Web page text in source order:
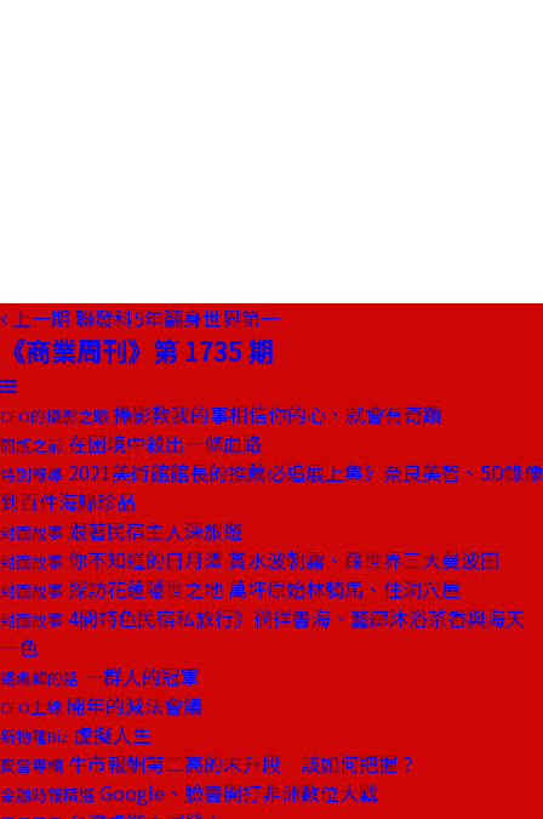
上一期 聯發科5年翻身世界第一
《商業周刊》第 1735 期
CEO的攝影之眼 攝影教我的事相信你的心，就會有奇蹟
開瓶之前 在困境中殺出一條血路
特別報導 2021美術館館長的推薦必追展上集》奈良美智、5D錄像
到百件海歸珍品
封面故事 跟著民宿主人深旅遊
封面故事 你不知道的日月潭 賞水波朝霧、踩世界三大曼波田
封面故事 探訪花蓮隱世之地 萬坪原始林騎馬、住洞穴屋
封面故事 4間特色民宿私旅行》徜徉書海、藝廊沐浴茶香與海天
一色
總編輯的話 一群人的冠軍
CEO上線 開年的減法會議
新物種Biz 虛擬人生
費雪專欄 牛市報酬第二高的末升段 該如何把握？
金融時報精選 Google、臉書開打非洲數位大戰